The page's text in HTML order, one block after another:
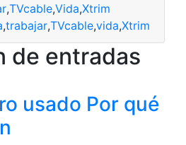
,TVcable,Vida,Xtrim
,trabajar,TVcable,vida,Xtrim
de entradas
usado Por qué